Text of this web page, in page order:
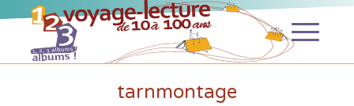
tarnmontage